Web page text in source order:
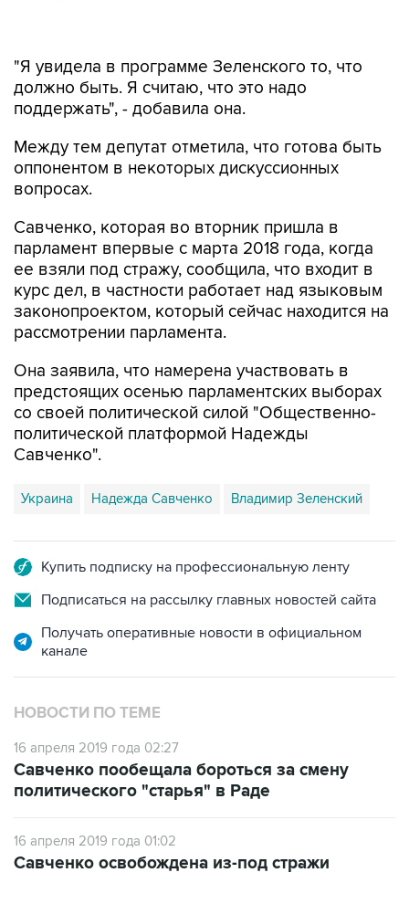
поддержать", - добавила она.
Между тем депутат отметила, что готова быть
вопросах.
Савченко, которая во вторник пришла в
ее взяли под стражу, сообщила, что входит в
курс дел, в частности работает над языковым
законопроектом, который сейчас находится на
рассмотрении парламента.
Она заявила, что намерена участвовать в
со своей политической силой "Общественно-
политической платформой Надежды
Савченко".
Украина Надежда Савченко
Подписаться на рассылку главных новостей сайта
Получать оперативные новости в официальном
НОВОСТИ ПО ТЕМЕ
16 апреля 2019 года 02:27
политического "старья" в Раде
16 апреля 2019 года 01:02